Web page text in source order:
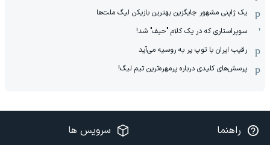
یک ژاپنی مشهور جایگزین بهترین بازیکن لیگ ملت‌ها
سوپراستاری که در یک کلام "حیف" شد!
رقیب ایران با توپ پر به روسیه می‌آید
پرسش‌های کلیدی درباره پرمهره‌ترین تیم لیگ!
راهنما سرویس ها